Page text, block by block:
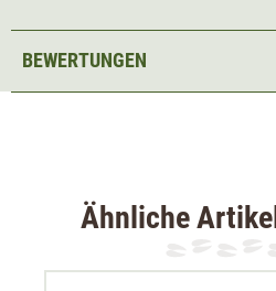
BEWERTUNGEN
Ähnliche